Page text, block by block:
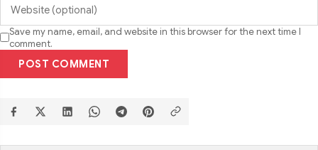
Save my name, email, and website in this browser for the next time I
comment.
POST COMMENT